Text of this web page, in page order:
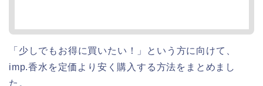
「少しでもお得に買いたい！」という方に向けて、
imp.香水を定価より安く購入する方法をまとめまし
た。